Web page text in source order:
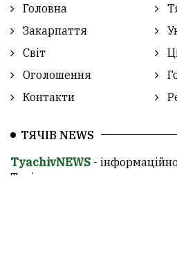
Головна
Закарпаття
Світ
Оголошення
Контакти
ТЯЧІВ NEWS
TyachivNEWS -
Тячівщини.